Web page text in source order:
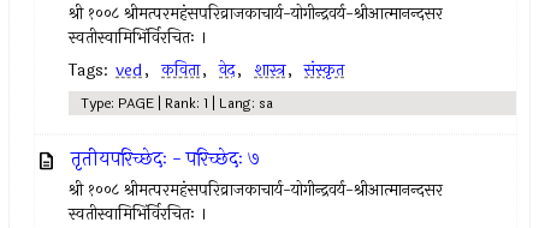
श्री १००८ श्रीमत्परमहंसपरिव्राजकाचार्य-योगीन्द्रवर्य-श्रीआत्मानन्दसर
स्वतीस्वामिभिंर्विरचितः ।
Tags: ved, कविता, वेद, शास्त्र, संस्कृत
Type: PAGE | Rank: 1 | Lang: sa
तृतीयपरिच्छेदः - परिच्छेदः ७
श्री १००८ श्रीमत्परमहंसपरिव्राजकाचार्य-योगीन्द्रवर्य-श्रीआत्मानन्दसर
स्वतीस्वामिभिंर्विरचितः ।